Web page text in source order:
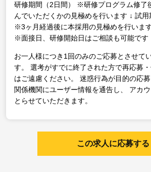
研修期間（2日間）
※研修プログラム修了
んでいただくかの見極めを行います ↓ 試用
※3ヶ月経過後に本採用の見極めを行いま
※面接日、研修開始日はご相談も可能です
お一人様につき1回のみのご応募とさせて
す。
選考がすでに終了された方で再応募
はご遠慮ください。
迷惑行為が目的の応募
関係機関にユーザー情報を通告し、
アカ
とらせていただきます。
この求人に応募する